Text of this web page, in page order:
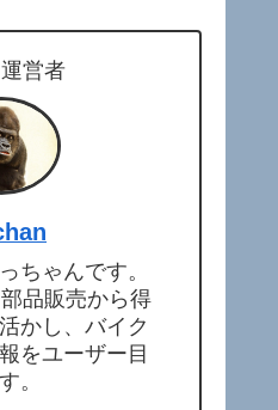
営者
ちゃんです。
品販売から得
かし、バイク
をユーザー目
。